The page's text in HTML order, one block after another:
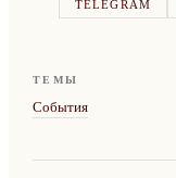
TELEGRAM
ТЕМЫ
События